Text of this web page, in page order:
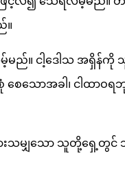
။
။ ငါ့ဒေါသ အရှိန်ကို သူ
ေသောအခါ၊ ငါထာဝ
ားသမျှသော သူတို့ရှေ့